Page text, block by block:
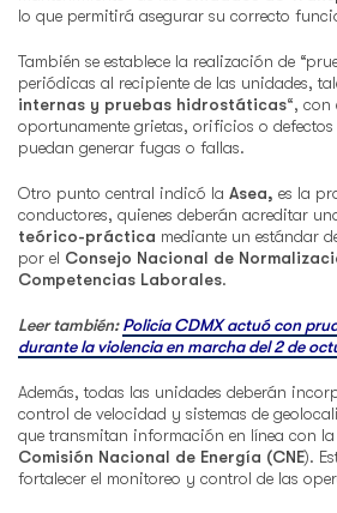
lo que permitirá asegurar su correcto
También se establece la realización de
periódicas al recipiente de las unidades,
internas y pruebas hidrostáticas“, con
oportunamente grietas, orificios o defectos
puedan generar fugas o fallas.
Otro punto central indicó la Asea, es la
conductores, quienes deberán acreditar
teórico-práctica mediante un estándar
por el Consejo Nacional de
Competencias Laborales.
Leer también:Policía CDMX actuó con
durante la violencia en marcha del 2 de
Además, todas las unidades deberán
control de velocidad y sistemas de
que transmitan información en línea con
Comisión Nacional de Energía (CNE).
fortalecer el monitoreo y control de las